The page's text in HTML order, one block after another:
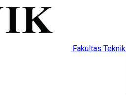
Fakultas Teknik